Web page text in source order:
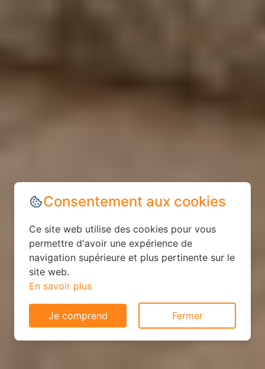
Consentement aux cookies
Ce site web utilise des cookies pour vous
permettre d'avoir une expérience de
navigation supérieure et plus pertinente sur le
site web.
En savoir plus
Je comprend Fermer